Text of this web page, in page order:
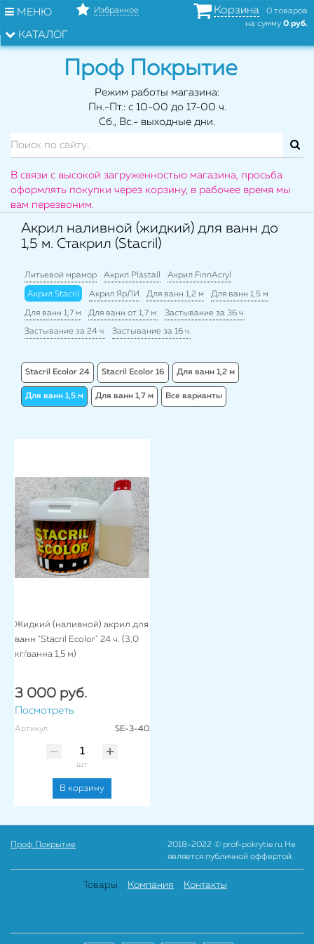
МЕНЮ
КАТАЛОГ
Избранное Корзина
0 товаров
на сумму 0 руб.
Проф Покрытие
Режим работы магазина:
Пн.-Пт.: с 10-00 до 17-00 ч.
Сб., Вс.- выходные дни.
В связи с высокой загруженностью магазина, просьба
оформлять покупки через корзину, в рабочее время мы
вам перезвоним.
Акрил наливной (жидкий) для ванн до
1,5 м. Стакрил (Stacril)
Литьевой мрамор Акрил Plastall Акрил FinnAcryl
Акрил Stacril Акрил ЯрЛИ Для ванн 1,2 м Для ванн 1,5 м
Для ванн 1,7 м Для ванн от 1,7 м. Застывание за 36 ч.
Застывание за 24 ч. Застывание за 16 ч.
Stacril Ecolor 24 Stacril Ecolor 16 Для ванн 1,2 м
Для ванн 1,5 м Для ванн 1,7 м Все варианты
Жидкий (наливной) акрил для
ванн "Stacril Ecolor" 24 ч. (3,0
кг/ванна 1,5 м)
3 000 руб.
Посмотреть
Артикул SE-3-40
шт
В корзину
Проф Покрытие
2018-2022 © prof-pokrytie.ru Не
является публичной оффертой.
Товары Компания Контакты